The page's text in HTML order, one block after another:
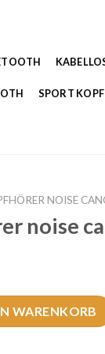
SPORT
NOISE
noise
Menge
WARENKORB